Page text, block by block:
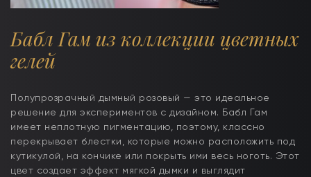
Бабл Гам из коллекции цветных
гелей
Полупрозрачный дымный розовый — это идеальное
решение для экспериментов с дизайном. Бабл Гам
имеет неплотную пигментацию, поэтому, классно
перекрывает блестки, которые можно расположить под
кутикулой, на кончике или покрыть ими весь ноготь. Этот
цвет создает эффект мягкой дымки и выглядит